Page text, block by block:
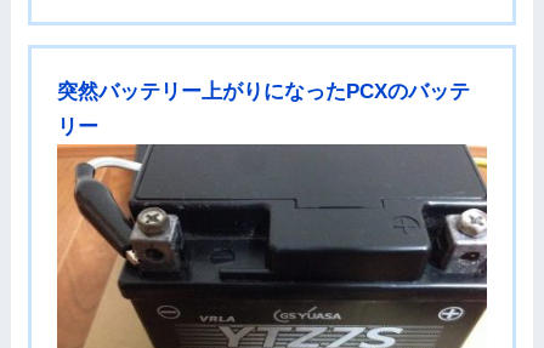
突然バッテリー上がりになったPCXのバッテ
リー